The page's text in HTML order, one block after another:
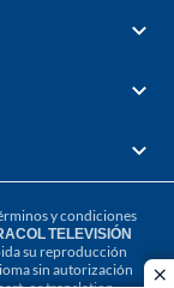
y condiciones
TELEVISIÓN
su reproducción
sin autorización